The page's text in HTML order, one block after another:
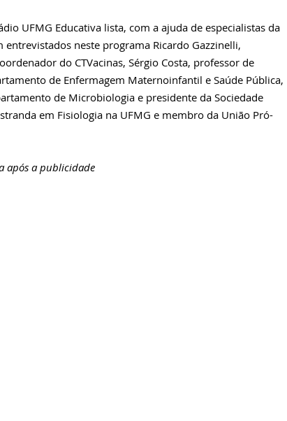
UFMG Educativa lista, com a ajuda de especialistas da
neste programa Ricardo Gazzinelli,
do CTVacinas, Sérgio Costa, professor de
de Enfermagem Maternoinfantil e Saúde Pública,
de Microbiologia e presidente da Sociedade
em Fisiologia na UFMG e membro da União Pró-
após a publicidade